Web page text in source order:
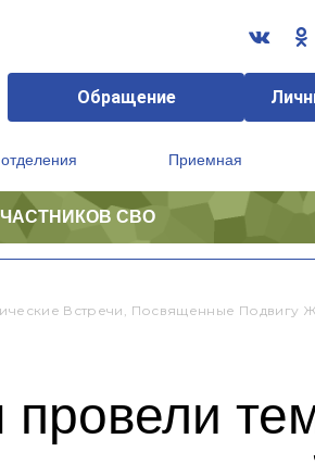
Обращение
Приемная
СВО
Встречи, Посвященные Подвигу